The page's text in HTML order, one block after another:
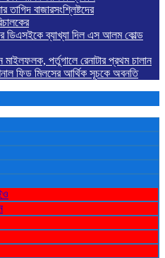
তাগিদ বাজারসংশ্লিষ্টদের
পর ডিএসইকে ব্যাখ্যা দিল এস আলম কোল্ড
পর্তুগালে রেনাটার প্রথম চালান
ফিড মিলসের আর্থিক সূচকে অবনতি